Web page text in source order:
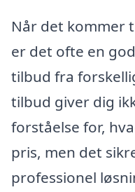
Når det kommer
er det ofte en
tilbud fra
tilbud giver dig
forståelse for,
pris, men det
professionel